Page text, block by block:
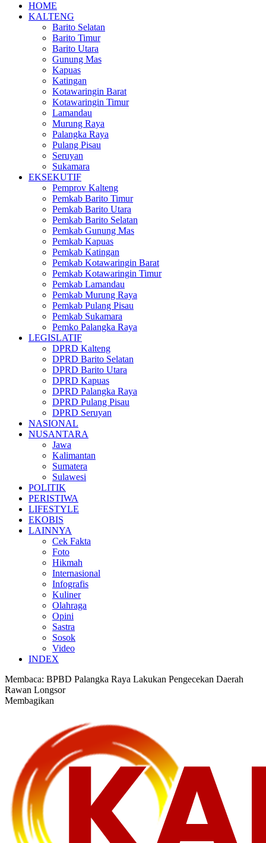
HOME
KALTENG
Barito Selatan
Barito Timur
Barito Utara
Gunung Mas
Kapuas
Katingan
Kotawaringin Barat
Kotawaringin Timur
Lamandau
Murung Raya
Palangka Raya
Pulang Pisau
Seruyan
Sukamara
EKSEKUTIF
Pemprov Kalteng
Pemkab Barito Timur
Pemkab Barito Utara
Pemkab Barito Selatan
Pemkab Gunung Mas
Pemkab Kapuas
Pemkab Katingan
Pemkab Kotawaringin Barat
Pemkab Kotawaringin Timur
Pemkab Lamandau
Pemkab Murung Raya
Pemkab Pulang Pisau
Pemkab Sukamara
Pemko Palangka Raya
LEGISLATIF
DPRD Kalteng
DPRD Barito Selatan
DPRD Barito Utara
DPRD Kapuas
DPRD Palangka Raya
DPRD Pulang Pisau
DPRD Seruyan
NASIONAL
NUSANTARA
Jawa
Kalimantan
Sumatera
Sulawesi
POLITIK
PERISTIWA
LIFESTYLE
EKOBIS
LAINNYA
Cek Fakta
Foto
Hikmah
Internasional
Infografis
Kuliner
Olahraga
Opini
Sastra
Sosok
Video
INDEX
Membaca: BPBD Palangka Raya Lakukan Pengecekan Daerah
Rawan Longsor
Membagikan